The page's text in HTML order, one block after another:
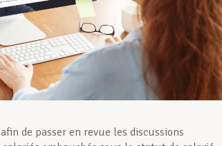
afin de passer en revue les discussions